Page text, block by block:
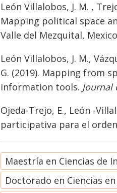
León Villalobos, J. M. ,
Mapping political space
Valle del Mezquital,
León Villalobos, J. M.,
G. (2019). Mapping from
information tools.
Ojeda-Trejo, E., León -
participativa para el
Maestría en Ciencias de
Doctorado en Ciencias